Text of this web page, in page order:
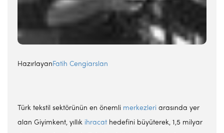
HazırlayanFatih Cengiarslan
Türk tekstil sektörünün en önemli merkezleri arasında yer
alan Giyimkent, yıllık ihracat hedefini büyüterek, 1,5 milyar